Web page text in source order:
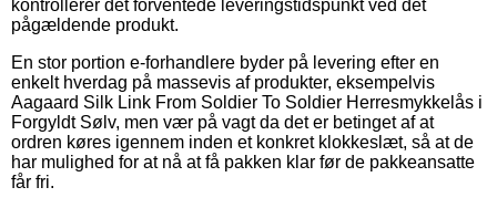
kontrollerer det forventede leveringstidspunkt ved det
pågældende produkt.
En stor portion e-forhandlere byder på levering efter en
enkelt hverdag på massevis af produkter, eksempelvis
Aagaard Silk Link From Soldier To Soldier Herresmykkelås i
Forgyldt Sølv, men vær på vagt da det er betinget af at
ordren køres igennem inden et konkret klokkeslæt, så at de
har mulighed for at nå at få pakken klar før de pakkeansatte
får fri.